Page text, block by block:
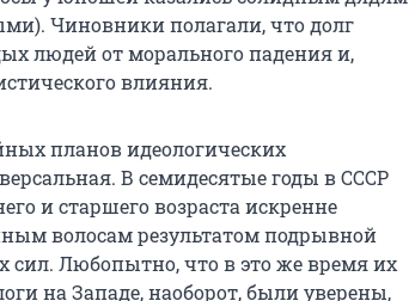
Чиновники полагали, что долг
людей от морального падения и,
влияния.
планов идеологических
В семидесятые годы в СССР
и старшего возраста искренне
волосам результатом подрывной
сил. Любопытно, что в это же время их
на Западе, наоборот, были уверены,